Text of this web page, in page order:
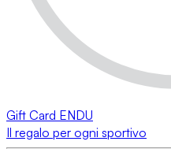
Gift Card ENDU
Il regalo per ogni sportivo